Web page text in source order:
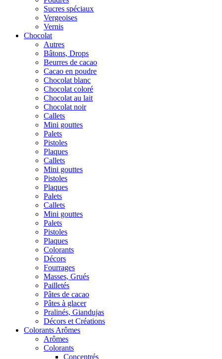
Sucres spéciaux
Vergeoises
Vernis
Chocolat
Autres
Bâtons, Drops
Beurres de cacao
Cacao en poudre
Chocolat blanc
Chocolat coloré
Chocolat au lait
Chocolat noir
Callets
Mini gouttes
Palets
Pistoles
Plaques
Callets
Mini gouttes
Pistoles
Plaques
Palets
Callets
Mini gouttes
Palets
Pistoles
Plaques
Colorants
Décors
Fourrages
Masses, Grués
Pailletés
Pâtes de cacao
Pâtes à glacer
Pralinés, Giandujas
Décors et Créations
Colorants Arômes
Arômes
Colorants
Concentrés